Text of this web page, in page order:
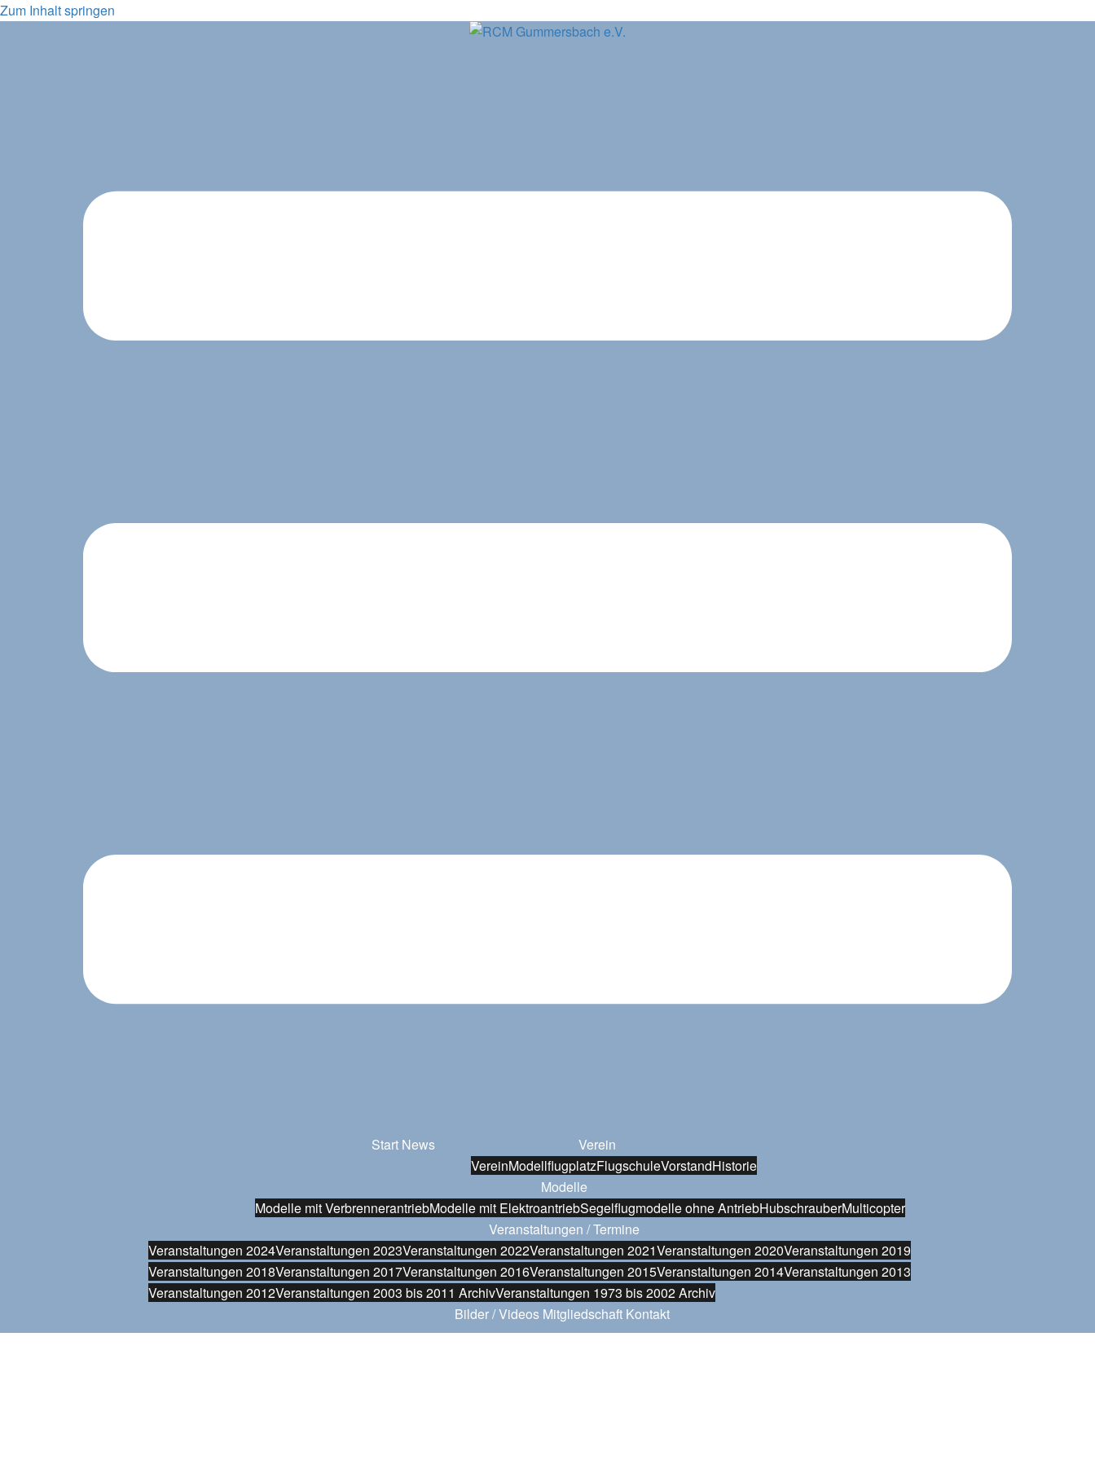
Zum Inhalt springen
Start News
Verein
VereinModellflugplatzFlugschuleVorstandHistorie
Modelle
Modelle mit VerbrennerantriebModelle mit ElektroantriebSegelflugmodelle ohne AntriebHubschrauberMulticopter
Veranstaltungen / Termine
Veranstaltungen 2024Veranstaltungen 2023Veranstaltungen 2022Veranstaltungen 2021Veranstaltungen 2020Veranstaltungen 2019
Veranstaltungen 2018Veranstaltungen 2017Veranstaltungen 2016Veranstaltungen 2015Veranstaltungen 2014Veranstaltungen 2013
Veranstaltungen 2012Veranstaltungen 2003 bis 2011 ArchivVeranstaltungen 1973 bis 2002 Archiv
Bilder / Videos Mitgliedschaft Kontakt